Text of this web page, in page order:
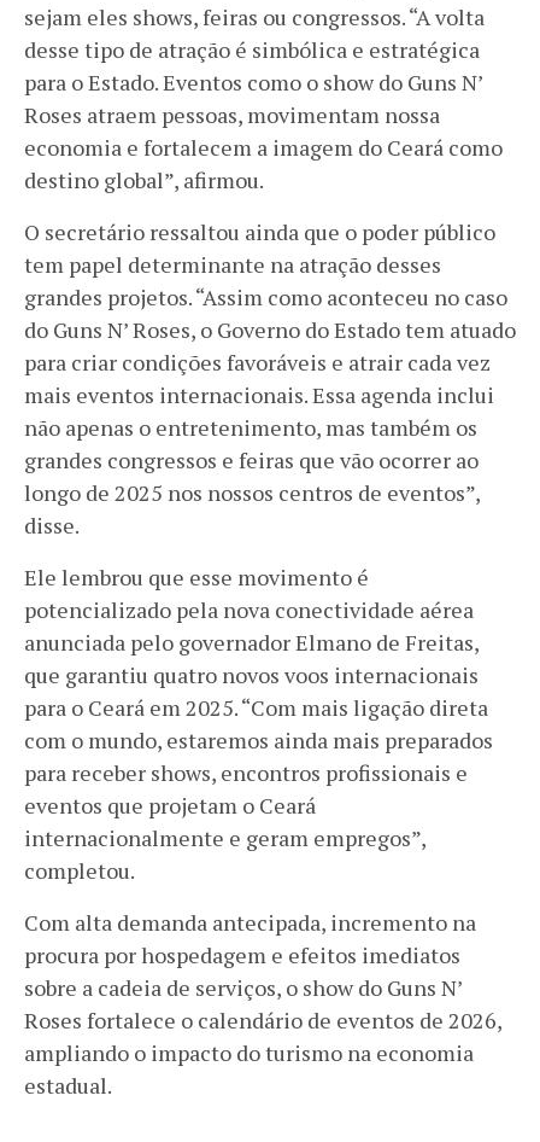
sejam eles shows, feiras ou congressos. “A volta
desse tipo de atração é simbólica e estratégica
para o Estado. Eventos como o show do Guns N’
Roses atraem pessoas, movimentam nossa
economia e fortalecem a imagem do Ceará como
destino global”, afirmou.
O secretário ressaltou ainda que o poder público
tem papel determinante na atração desses
grandes projetos. “Assim como aconteceu no caso
do Guns N’ Roses, o Governo do Estado tem atuado
para criar condições favoráveis e atrair cada vez
mais eventos internacionais. Essa agenda inclui
não apenas o entretenimento, mas também os
grandes congressos e feiras que vão ocorrer ao
longo de 2025 nos nossos centros de eventos”,
disse.
Ele lembrou que esse movimento é
potencializado pela nova conectividade aérea
anunciada pelo governador Elmano de Freitas,
que garantiu quatro novos voos internacionais
para o Ceará em 2025. “Com mais ligação direta
com o mundo, estaremos ainda mais preparados
para receber shows, encontros profissionais e
eventos que projetam o Ceará
internacionalmente e geram empregos”,
completou.
Com alta demanda antecipada, incremento na
procura por hospedagem e efeitos imediatos
sobre a cadeia de serviços, o show do Guns N’
Roses fortalece o calendário de eventos de 2026,
ampliando o impacto do turismo na economia
estadual.